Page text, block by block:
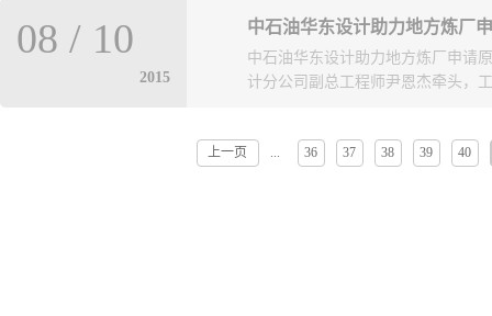
值得到大幅提高。 中石油华东设
设计周期短、改造资料不全等诸多
初，全部图纸交付业主，管道设计
设计、土建、仪表、电器、设备等
时、解决问题迅速、服务质量优良
型及模块MR文件模板审查会在青
油七建、加拿大普帕克（深圳）公
次模型审查是各方对华东设计负责
置、脱水装置、脱烃装置、酸水汽
见；加拿大普帕克（深圳）公司亚
中石油华东设计助力地方炼厂
2015
08 / 10
中石油华东设计助力地方炼厂申
计分公司副总工程师尹恩杰牵头，
关人员组成项目团队，首先选定山
上一页 ... 36 37 38 39 40